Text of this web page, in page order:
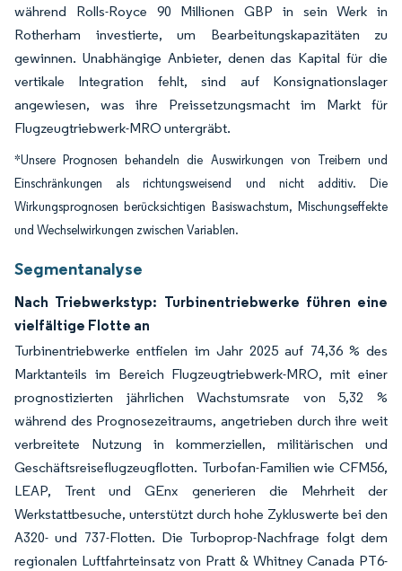
während Rolls-Royce 90 Millionen GBP in sein Werk in
Rotherham investierte, um Bearbeitungskapazitäten zu
gewinnen. Unabhängige Anbieter, denen das Kapital für die
vertikale Integration fehlt, sind auf Konsignationslager
angewiesen, was ihre Preissetzungsmacht im Markt für
Flugzeugtriebwerk-MRO untergräbt.
*Unsere Prognosen behandeln die Auswirkungen von Treibern und
Einschränkungen als richtungsweisend und nicht additiv. Die
Wirkungsprognosen berücksichtigen Basiswachstum, Mischungseffekte
und Wechselwirkungen zwischen Variablen.
Segmentanalyse
Nach Triebwerkstyp: Turbinentriebwerke führen eine
vielfältige Flotte an
Turbinentriebwerke entfielen im Jahr 2025 auf 74,36 % des
Marktanteils im Bereich Flugzeugtriebwerk-MRO, mit einer
prognostizierten jährlichen Wachstumsrate von 5,32 %
während des Prognosezeitraums, angetrieben durch ihre weit
verbreitete Nutzung in kommerziellen, militärischen und
Geschäftsreiseflugzeugflotten. Turbofan-Familien wie CFM56,
LEAP, Trent und GEnx generieren die Mehrheit der
Werkstattbesuche, unterstützt durch hohe Zykluswerte bei den
A320- und 737-Flotten. Die Turboprop-Nachfrage folgt dem
regionalen Luftfahrteinsatz von Pratt & Whitney Canada PT6-